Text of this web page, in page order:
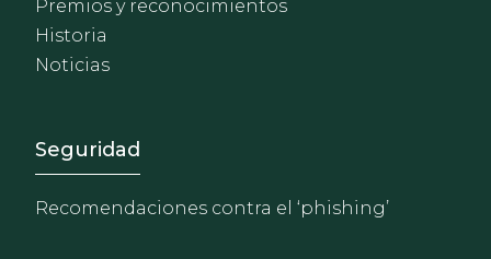
Premios y reconocimientos
Historia
Noticias
Footer - Extranet y
Seguridad
Recomendaciones contra el ‘phishing’